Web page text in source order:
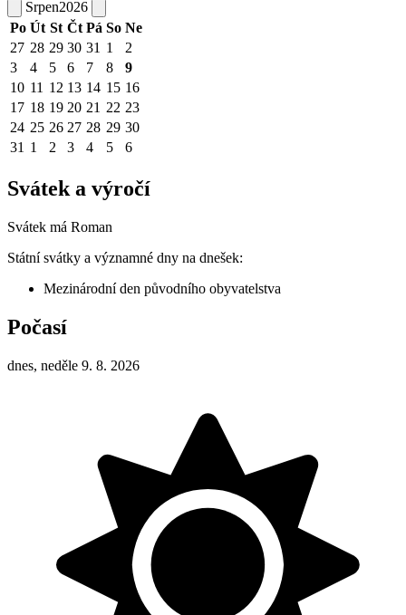
Srpen2026
Po Út St Čt Pá So Ne
27 28 29 30 31 1
2
3
4 5 6 7 8
9
10 11 12 13 14 15 16
17 18 19 20 21 22 23
24 25 26 27 28 29 30
31 1 2 3 4 5 6
Svátek a výročí
Svátek má Roman
Státní svátky a významné dny na dnešek:
Mezinárodní den původního obyvatelstva
Počasí
dnes, neděle 9. 8. 2026